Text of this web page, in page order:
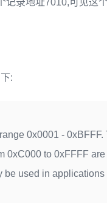
记录地址7010,可见这
:
0x0001 -
0xC000 to 0xFFFF
used in applications